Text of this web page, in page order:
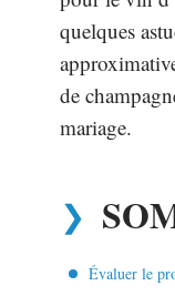
quelques
de
mariage.
Évaluer le